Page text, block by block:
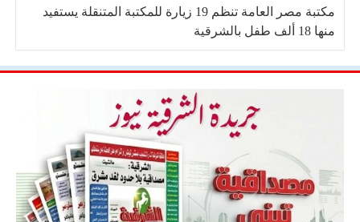
مكتبة مصر العامة تنظم 19 زيارة للمكتبة المتنقلة يستفيد
منها 18 ألف طفل بالشرقية